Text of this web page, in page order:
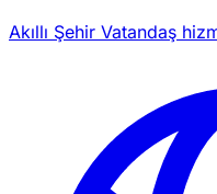
Akıllı Şehir Vatandaş